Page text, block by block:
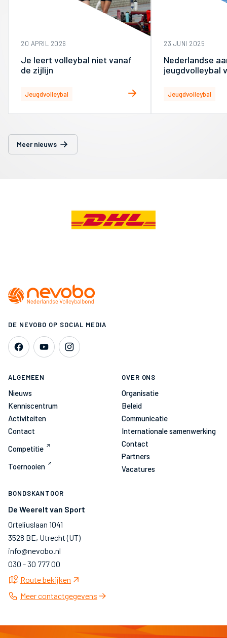
20 APRIL 2026
Je leert volleybal niet vanaf
de zijlijn
Jeugdvolleybal
23 JUNI 2025
Nederlandse
jeugdvolleybal
Jeugdvolleybal
Meer nieuws
DE NEVOBO OP SOCIAL MEDIA
ALGEMEEN
Nieuws
Kenniscentrum
Activiteiten
Contact
Competitie
Toernooien
OVER ONS
Organisatie
Beleid
Communicatie
Internationale samenwerking
Contact
Partners
Vacatures
BONDSKANTOOR
De Weerelt van Sport
Orteliuslaan 1041
3528 BE, Utrecht (UT)
info@nevobo.nl
030 - 30 777 00
Route bekijken
Meer contactgegevens